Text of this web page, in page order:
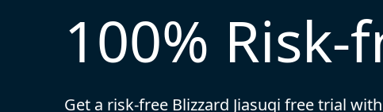
100% Risk-
Get a risk-free Blizzard Jiasuqi free trial